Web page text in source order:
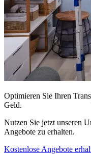
Optimieren Sie Ihren
Geld.
Nutzen Sie jetzt unseren
Angebote zu erhalten.
Kostenlose Angebote